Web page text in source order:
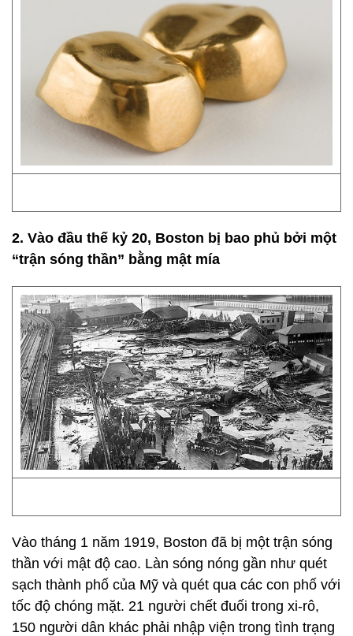
2. Vào đầu thế kỷ 20, Boston bị bao phủ bởi một
“trận sóng thần” bằng mật mía
Vào tháng 1 năm 1919, Boston đã bị một trận sóng
thần với mật độ cao. Làn sóng nóng gần như quét
sạch thành phố của Mỹ và quét qua các con phố với
tốc độ chóng mặt. 21 người chết đuối trong xi-rô,
150 người dân khác phải nhập viện trong tình trạng